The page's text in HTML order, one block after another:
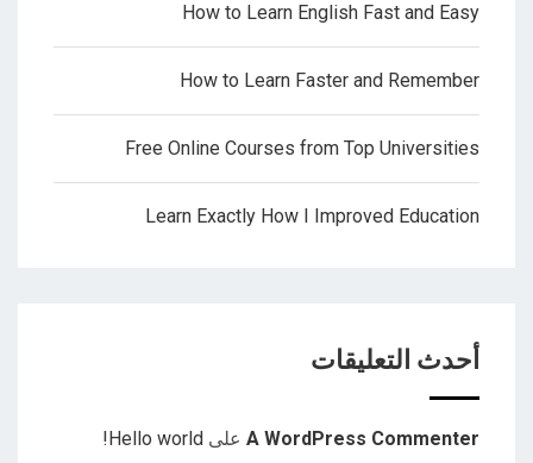
How to Learn English Fast and Easy
How to Learn Faster and Remember
Free Online Courses from Top Universities
Learn Exactly How I Improved Education
أحدث التعليقات
A WordPress Commenter على Hello world!